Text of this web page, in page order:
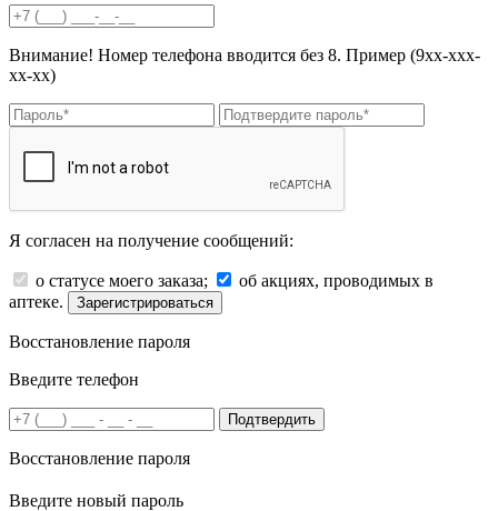
Внимание! Номер телефона вводится без 8. Пример (9хх-ххх-
хх-хх)
Я согласен на получение сообщений:
о статусе моего заказа;
об акциях, проводимых в
аптеке.
Зарегистрироваться
Восстановление пароля
Введите телефон
Подтвердить
Восстановление пароля
Введите новый пароль